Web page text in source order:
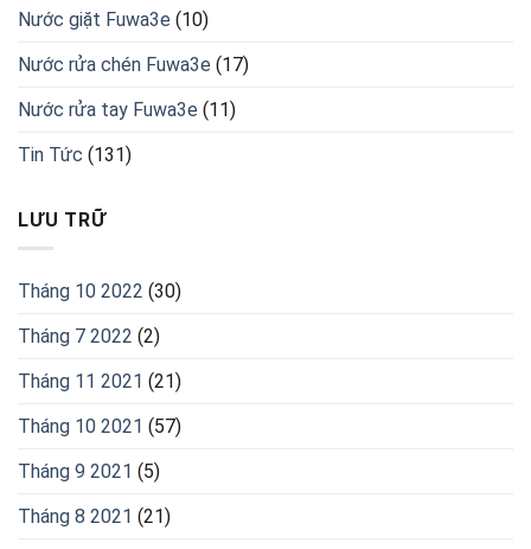
Nước giặt Fuwa3e (10)
Nước rửa chén Fuwa3e (17)
Nước rửa tay Fuwa3e (11)
Tin Tức (131)
LƯU TRỮ
Tháng 10 2022 (30)
Tháng 7 2022 (2)
Tháng 11 2021 (21)
Tháng 10 2021 (57)
Tháng 9 2021 (5)
Tháng 8 2021 (21)